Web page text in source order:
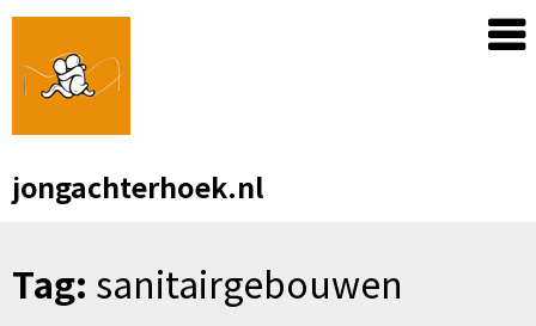
Skip
content
jongachterhoek.nl
Tag: sanitairgebouwen